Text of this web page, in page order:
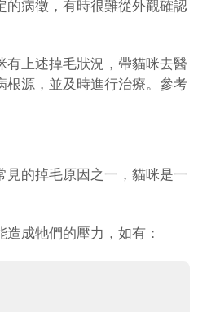
的病徵，有時很難從外觀確認
有上述掉毛狀況，帶貓咪去醫
根源，並及時進行治療。參考
見的掉毛原因之一，貓咪是一
成牠們的壓力，如有：